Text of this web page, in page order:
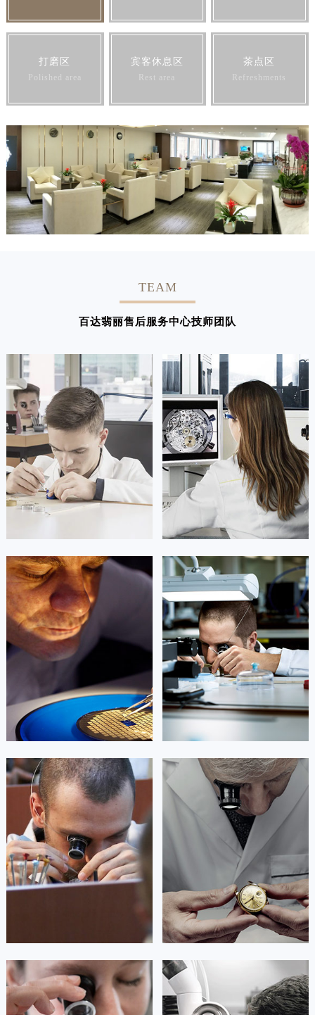
打磨区
Polished area
宾客休息区
Rest area
茶点区
Refreshments
TEAM
百达翡丽售后服务中心技师团队
凯罗尔·切尔西
资深百达翡丽技师
是百达翡丽售后服务中心
(百达翡丽保养中心)
的高级技师之一
Beijing Patek Philippe Maintain
center
 北京百达翡丽维修
达芙妮·克劳迪娅
资深百达翡丽技师
是百达翡丽售后服务中心
(百达翡丽保养中心)
的高级技师之一
Shanghai Patek Philippe Maintain
center
 上海百达翡丽维修
艾德琳·亚历桑德拉
资深百达翡丽技师
是百达翡丽售后服务中心
(百达翡丽保养中心)
的高级技师之一
Guangzhou Patek Philippe Maintain
center
艾莉森·安吉莉亚
资深百达翡丽技师
是百达翡丽售后服务中心
(百达翡丽保养中心)
的高级技师之一
Shenzhen Patek Philippe Maintain
 深圳百达翡丽维修
安尼塔·阿普里尔
资深百达翡丽技师
是百达翡丽售后服务中心
贝亚特·布兰奇
资深百达翡丽技师
是百达翡丽售后服务中心